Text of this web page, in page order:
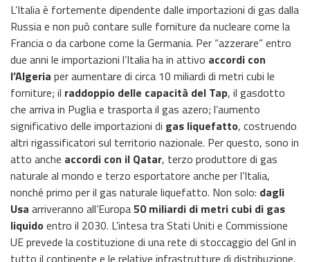
L’Italia è fortemente dipendente dalle importazioni di gas dalla
Russia e non può contare sulle forniture da nucleare come la
Francia o da carbone come la Germania. Per “azzerare” entro
due anni le importazioni l’Italia ha in attivo accordi con
l’Algeria per aumentare di circa 10 miliardi di metri cubi le
forniture; il raddoppio delle capacità del Tap, il gasdotto
che arriva in Puglia e trasporta il gas azero; l’aumento
significativo delle importazioni di gas liquefatto, costruendo
altri rigassificatori sul territorio nazionale. Per questo, sono in
atto anche accordi con il Qatar, terzo produttore di gas
naturale al mondo e terzo esportatore anche per l’Italia,
nonché primo per il gas naturale liquefatto. Non solo: dagli
Usa arriveranno all’Europa50 miliardi di metri cubi di gas
liquido entro il 2030. L’intesa tra Stati Uniti e Commissione
UE prevede la costituzione di una rete di stoccaggio del Gnl in
tutto il continente e le relative infrastrutture di distribuzione.